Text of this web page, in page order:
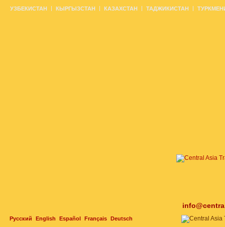
Русский English Español Français Deutsch
УЗБЕКИСТАН КЫРГЫЗСТАН КАЗАХСТАН ТАДЖИКИСТАН